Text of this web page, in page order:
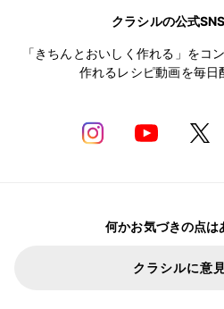
クラシルの公式
「きちんとおいしく作れる」をコ
作れるレシピ動画を毎日
何かお気づきの点は
クラシルに意